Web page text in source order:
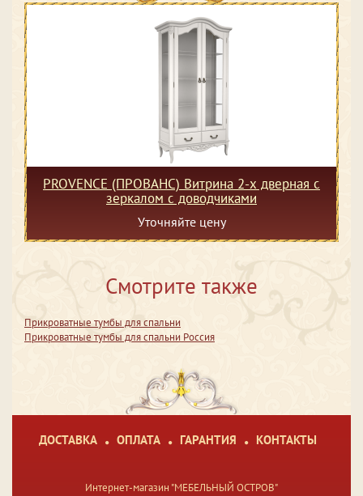
PROVENCE (ПРОВАНС) Витрина 2-х дверная с
зеркалом с доводчиками
Уточняйте цену
Смотрите также
Прикроватные тумбы для спальни
Прикроватные тумбы для спальни Россия
ДОСТАВКА ОПЛАТА ГАРАНТИЯ КОНТАКТЫ
Интернет-магазин "МЕБЕЛЬНЫЙ ОСТРОВ"